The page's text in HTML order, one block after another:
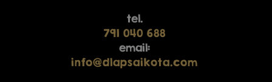
tel.
791 040 688
email:
info@dlapsaikota.com